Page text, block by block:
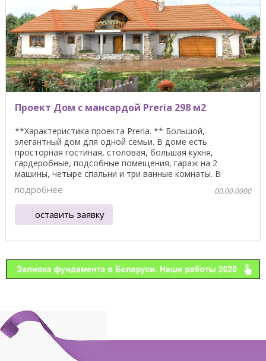
Проект Дом с мансардой Preria 298 м2
**Характеристика проекта Preria. ** Большой,
элегантный дом для одной семьи. В доме есть
просторная гостиная, столовая, большая кухня,
гардеробные, подсобные помещения, гараж на 2
машины, четыре спальни и три ванные комнаты. В
проекте также ...
подробнее 00.00.0000
оставить заявку